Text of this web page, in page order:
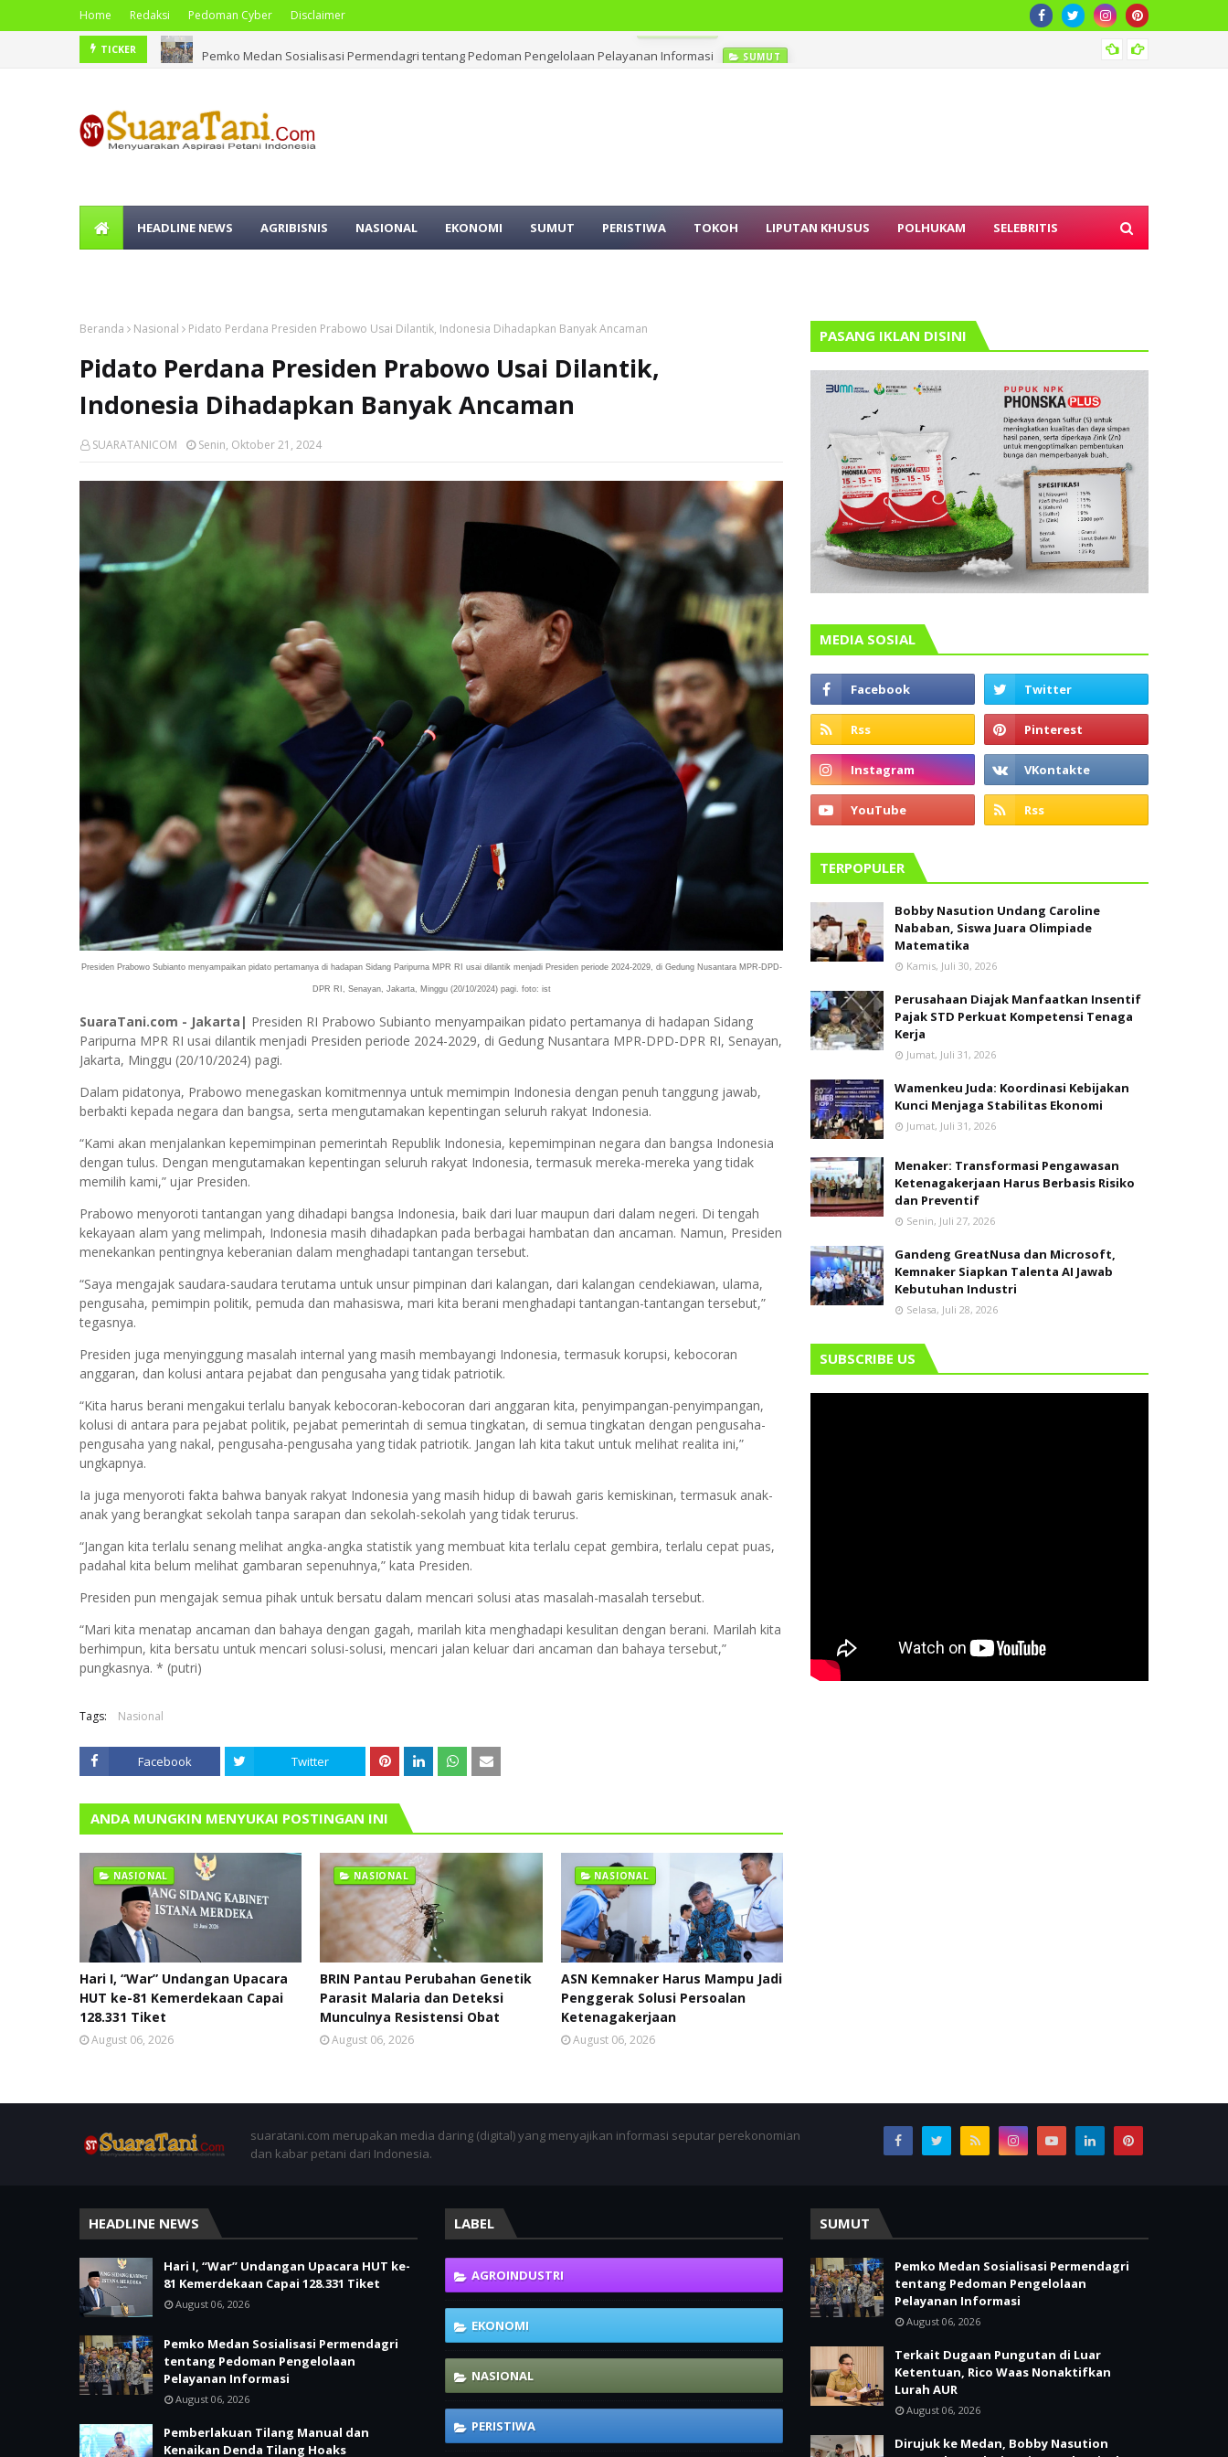
Home Redaksi Pedoman Cyber Disclaimer
TICKER Pemko Medan Sosialisasi Permendagri tentang Pedoman Pengelolaan Pelayanan Informasi SUMUT
HEADLINE NEWS AGRIBISNIS NASIONAL EKONOMI SUMUT PERISTIWA TOKOH LIPUTAN KHUSUS POLHUKAM SELEBRITIS
Beranda Nasional Pidato Perdana Presiden Prabowo Usai Dilantik, Indonesia Dihadapkan Banyak Ancaman
Pidato Perdana Presiden Prabowo Usai Dilantik,
Indonesia Dihadapkan Banyak Ancaman
SUARATANICOM Senin, Oktober 21, 2024
Presiden Prabowo Subianto menyampaikan pidato pertamanya di hadapan Sidang Paripurna MPR RI usai dilantik menjadi Presiden periode 2024-2029, di Gedung Nusantara MPR-DPD-
DPR RI, Senayan, Jakarta, Minggu (20/10/2024) pagi. foto: ist
SuaraTani.com - Jakarta| Presiden RI Prabowo Subianto menyampaikan pidato pertamanya di hadapan Sidang
Paripurna MPR RI usai dilantik menjadi Presiden periode 2024-2029, di Gedung Nusantara MPR-DPD-DPR RI, Senayan,
Jakarta, Minggu (20/10/2024) pagi.
Dalam pidatonya, Prabowo menegaskan komitmennya untuk memimpin Indonesia dengan penuh tanggung jawab,
berbakti kepada negara dan bangsa, serta mengutamakan kepentingan seluruh rakyat Indonesia.
“Kami akan menjalankan kepemimpinan pemerintah Republik Indonesia, kepemimpinan negara dan bangsa Indonesia
dengan tulus. Dengan mengutamakan kepentingan seluruh rakyat Indonesia, termasuk mereka-mereka yang tidak
memilih kami,” ujar Presiden.
Prabowo menyoroti tantangan yang dihadapi bangsa Indonesia, baik dari luar maupun dari dalam negeri. Di tengah
kekayaan alam yang melimpah, Indonesia masih dihadapkan pada berbagai hambatan dan ancaman. Namun, Presiden
menekankan pentingnya keberanian dalam menghadapi tantangan tersebut.
“Saya mengajak saudara-saudara terutama untuk unsur pimpinan dari kalangan, dari kalangan cendekiawan, ulama,
pengusaha, pemimpin politik, pemuda dan mahasiswa, mari kita berani menghadapi tantangan-tantangan tersebut,”
tegasnya.
Presiden juga menyinggung masalah internal yang masih membayangi Indonesia, termasuk korupsi, kebocoran
anggaran, dan kolusi antara pejabat dan pengusaha yang tidak patriotik.
“Kita harus berani mengakui terlalu banyak kebocoran-kebocoran dari anggaran kita, penyimpangan-penyimpangan,
kolusi di antara para pejabat politik, pejabat pemerintah di semua tingkatan, di semua tingkatan dengan pengusaha-
pengusaha yang nakal, pengusaha-pengusaha yang tidak patriotik. Jangan lah kita takut untuk melihat realita ini,”
ungkapnya.
Ia juga menyoroti fakta bahwa banyak rakyat Indonesia yang masih hidup di bawah garis kemiskinan, termasuk anak-
anak yang berangkat sekolah tanpa sarapan dan sekolah-sekolah yang tidak terurus.
“Jangan kita terlalu senang melihat angka-angka statistik yang membuat kita terlalu cepat gembira, terlalu cepat puas,
padahal kita belum melihat gambaran sepenuhnya,” kata Presiden.
Presiden pun mengajak semua pihak untuk bersatu dalam mencari solusi atas masalah-masalah tersebut.
“Mari kita menatap ancaman dan bahaya dengan gagah, marilah kita menghadapi kesulitan dengan berani. Marilah kita
berhimpun, kita bersatu untuk mencari solusi-solusi, mencari jalan keluar dari ancaman dan bahaya tersebut,”
pungkasnya. * (putri)
Tags: Nasional
Facebook Twitter
ANDA MUNGKIN MENYUKAI POSTINGAN INI
NASIONAL
Hari I, “War” Undangan Upacara
HUT ke-81 Kemerdekaan Capai
128.331 Tiket
August 06, 2026
NASIONAL
BRIN Pantau Perubahan Genetik
Parasit Malaria dan Deteksi
Munculnya Resistensi Obat
August 06, 2026
NASIONAL
ASN Kemnaker Harus Mampu Jadi
Penggerak Solusi Persoalan
Ketenagakerjaan
August 06, 2026
PASANG IKLAN DISINI
MEDIA SOSIAL
TERPOPULER
Bobby Nasution Undang Caroline
Nababan, Siswa Juara Olimpiade
Matematika
Kamis, Juli 30, 2026
Perusahaan Diajak Manfaatkan Insentif
Pajak STD Perkuat Kompetensi Tenaga
Kerja
Jumat, Juli 31, 2026
Wamenkeu Juda: Koordinasi Kebijakan
Kunci Menjaga Stabilitas Ekonomi
Jumat, Juli 31, 2026
Menaker: Transformasi Pengawasan
Ketenagakerjaan Harus Berbasis Risiko
dan Preventif
Senin, Juli 27, 2026
Gandeng GreatNusa dan Microsoft,
Kemnaker Siapkan Talenta AI Jawab
Kebutuhan Industri
Selasa, Juli 28, 2026
SUBSCRIBE US
suaratani.com merupakan media daring (digital) yang menyajikan informasi seputar perekonomian
dan kabar petani dari Indonesia.
HEADLINE NEWS
Hari I, “War” Undangan Upacara HUT ke-
81 Kemerdekaan Capai 128.331 Tiket
August 06, 2026
Pemko Medan Sosialisasi Permendagri
tentang Pedoman Pengelolaan
Pelayanan Informasi
August 06, 2026
Pemberlakuan Tilang Manual dan
Kenaikan Denda Tilang Hoaks
LABEL
AGROINDUSTRI
EKONOMI
NASIONAL
PERISTIWA
SUMUT
Pemko Medan Sosialisasi Permendagri
tentang Pedoman Pengelolaan
Pelayanan Informasi
August 06, 2026
Terkait Dugaan Pungutan di Luar
Ketentuan, Rico Waas Nonaktifkan
Lurah AUR
August 06, 2026
Dirujuk ke Medan, Bobby Nasution